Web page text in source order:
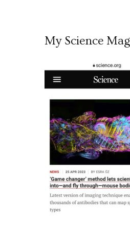
My Science